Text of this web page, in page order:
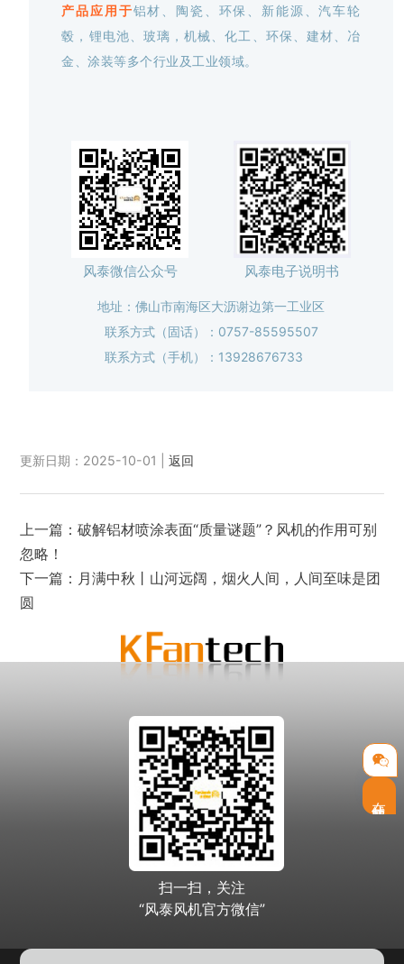
产品应用于铝材、陶瓷、环保、新能源、汽车轮
毂，锂电池、玻璃，机械、化工、环保、建材、冶
金、涂装等多个行业及工业领域。
风泰微信公众号 风泰电子说明书
地址：佛山市南海区大沥谢边第一工业区
联系方式（固话）：0757-85595507
联系方式（手机）：13928676733
更新日期：2025-10-01 |返回
上一篇：破解铝材喷涂表面“质量谜题”？风机的作用可别
忽略！
下一篇： 月满中秋丨山河远阔，烟火人间，人间至味是团
圆
扫一扫，关注
“风泰风机官方微信”